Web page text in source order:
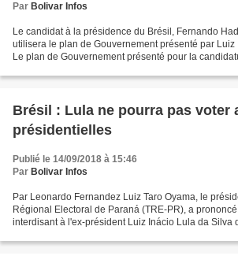
Par Bolivar Infos
Le candidat à la présidence du Brésil, Fernando
utilisera le plan de Gouvernement présenté par Luiz
Le plan de Gouvernement présenté pour la
Brésil : Lula ne pourra pas voter
présidentielles
Publié le 14/09/2018 à 15:46
Par Bolivar Infos
Par Leonardo Fernandez Luiz Taro Oyama, le
Régional Electoral de Paraná (TRE-PR), a
interdisant à l'ex-président Luiz Inácio Lula da Silva